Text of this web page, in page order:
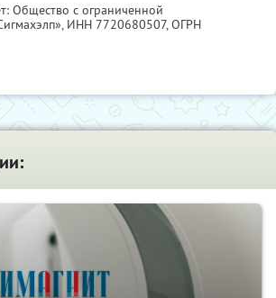
Общество с ограниченной
ИНН 7720680507, ОГРН